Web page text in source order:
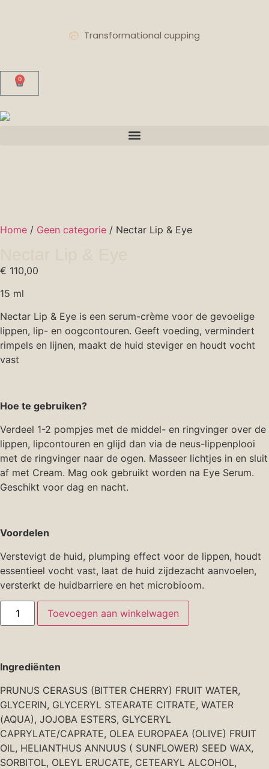
Transformational cupping
0
Home / Geen categorie / Nectar Lip & Eye
€ 110,00
15 ml
Nectar Lip & Eye is een serum-crème voor de gevoelige
lippen, lip- en oogcontouren. Geeft voeding, vermindert
rimpels en lijnen, maakt de huid steviger en houdt vocht
vast
Hoe te gebruiken?
Verdeel 1-2 pompjes met de middel- en ringvinger over de
lippen, lipcontouren en glijd dan via de neus-lippenplooi
met de ringvinger naar de ogen. Masseer lichtjes in en sluit
af met Cream. Mag ook gebruikt worden na Eye Serum.
Geschikt voor dag en nacht.
Voordelen
Verstevigt de huid, plumping effect voor de lippen, houdt
essentieel vocht vast, laat de huid zijdezacht aanvoelen,
versterkt de huidbarriere en het microbioom.
Toevoegen aan winkelwagen
Ingrediënten
PRUNUS CERASUS (BITTER CHERRY) FRUIT WATER,
GLYCERIN, GLYCERYL STEARATE CITRATE, WATER
(AQUA), JOJOBA ESTERS, GLYCERYL
CAPRYLATE/CAPRATE, OLEA EUROPAEA (OLIVE) FRUIT
OIL, HELIANTHUS ANNUUS ( SUNFLOWER) SEED WAX,
SORBITOL, OLEYL ERUCATE, CETEARYL ALCOHOL,